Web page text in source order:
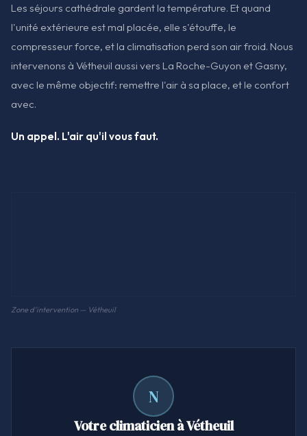
Les séjours cathédrale gardent la température. Et quand
l'unité extérieure est mal placée, elle s'étouffe, le
compresseur force, et la climatisation perd son air froid. Nous
intervenons à Vétheuil aussi vers La Roche-Guyon et Gasny,
avec le même objectif: remettre l'air à sa place, et le confort
avec.
Un appel. L'air qu'il vous faut.
Zone d'intervention — Vétheuil
N
Votre climaticien à Vétheuil